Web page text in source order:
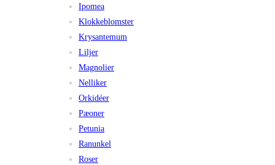
Ipomea
Klokkeblomster
Krysantemum
Liljer
Magnolier
Nelliker
Orkidéer
Pæoner
Petunia
Ranunkel
Roser